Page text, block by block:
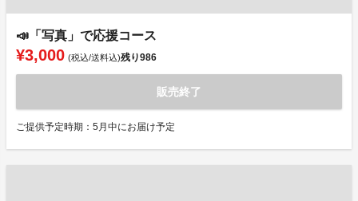
📣「写真」で応援コース
¥3,000 (税込/送料込)残り986
販売終了
ご提供予定時期：5月中にお届け予定